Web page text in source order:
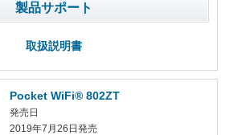
製品サポート
取扱説明書
Pocket WiFi® 802ZT
発売日
2019年7月26日発売